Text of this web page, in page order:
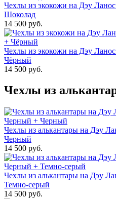
Чехлы из экокожи на Дэу
Шоколад
14 500 руб.
Чехлы из экокожи на Дэу
Чёрный
14 500 руб.
Чехлы из
Чехлы из алькантары на Дэу
Черный
14 500 руб.
Чехлы из алькантары на Дэу
Темно-серый
14 500 руб.